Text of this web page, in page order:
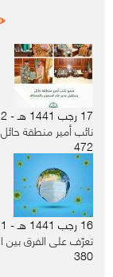
17 رجب 1441 هـ - 12 مارس 2020 م
نائب أمير منطقة
472
16 رجب 1441 هـ - 11 مارس 2020 م
تعرّف على الفرق بين
380